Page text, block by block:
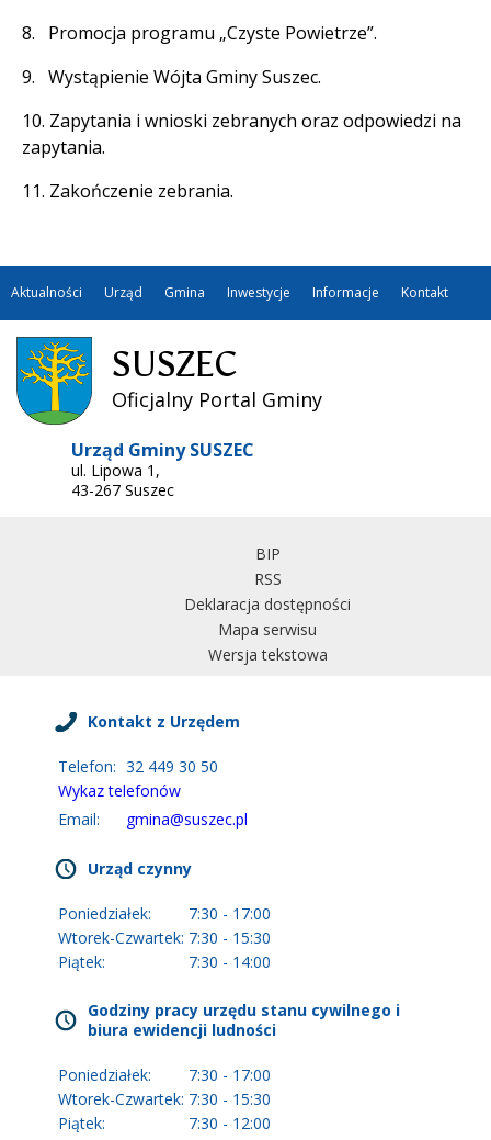
8. Promocja programu „Czyste Powietrze”.
9. Wystąpienie Wójta Gminy Suszec.
10. Zapytania i wnioski zebranych oraz odpowiedzi na
zapytania.
11. Zakończenie zebrania.
Aktualności Urząd Gmina Inwestycje Informacje Kontakt
SUSZEC
Oficjalny Portal Gminy
Urząd Gminy SUSZEC
ul. Lipowa 1,
43-267 Suszec
BIP
RSS
Deklaracja dostępności
Mapa serwisu
Wersja tekstowa
Kontakt z Urzędem
Telefon: 32 449 30 50
Wykaz telefonów
Email:
gmina@suszec.pl
Urząd czynny
Poniedziałek:
7:30 - 17:00
Wtorek-Czwartek: 7:30 - 15:30
Piątek:
7:30 - 14:00
Godziny pracy urzędu stanu cywilnego i
biura ewidencji ludności
Poniedziałek:
7:30 - 17:00
Wtorek-Czwartek: 7:30 - 15:30
Piątek:
7:30 - 12:00